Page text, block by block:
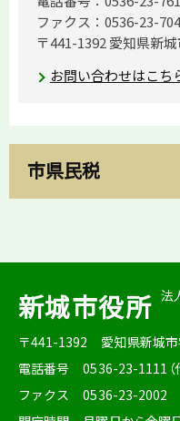
ファクス：0536-23-
〒441-1392 愛知県新
お問い合わせはこち
市県民税
新城市役所 法
〒441-1392
愛知県新城
電話番号
0536-23-1111（
ファクス
0536-23-2002